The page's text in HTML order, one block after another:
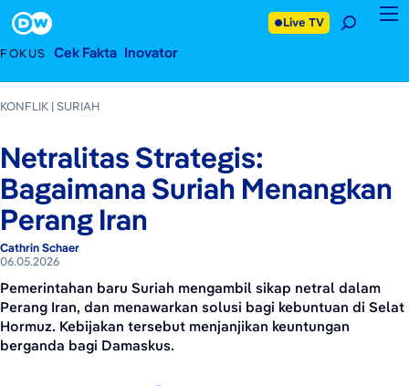
FOKUS Cek Fakta Inovator
Live TV
KONFLIK SURIAH
Netralitas Strategis:
Bagaimana Suriah Menangkan
Perang Iran
Cathrin Schaer
06.05.2026
Pemerintahan baru Suriah mengambil sikap netral dalam
Perang Iran, dan menawarkan solusi bagi kebuntuan di Selat
Hormuz. Kebijakan tersebut menjanjikan keuntungan
berganda bagi Damaskus.
Footer